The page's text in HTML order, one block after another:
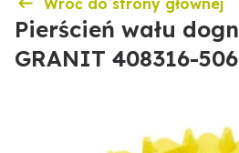
Wróć do strony głównej
Pierścień wału
GRANIT 408316-506